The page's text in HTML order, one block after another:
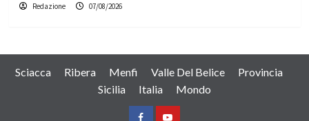
Redazione 07/08/2026
Sciacca Ribera Menfi Valle Del Belice
Provincia
Sicilia
Italia Mondo